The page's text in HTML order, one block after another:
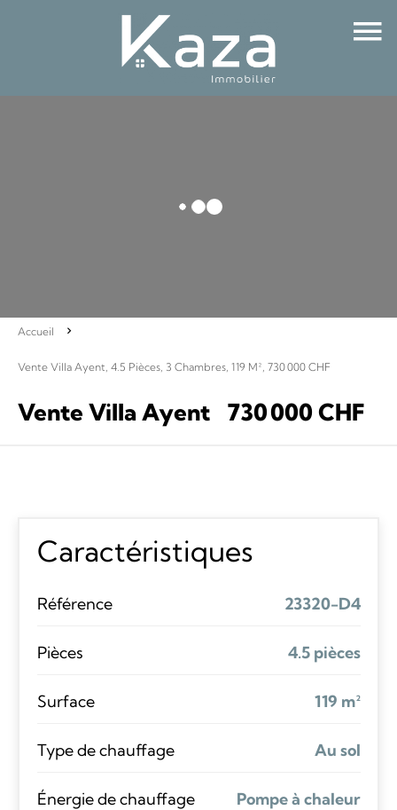
Accueil
Vente Villa Ayent, 4.5 Pièces, 3 Chambres, 119 M², 730 000 CHF
Vente Villa Ayent 730 000 CHF
Caractéristiques
Référence 23320-D4
Pièces 4.5 pièces
Surface 119 m²
Type de chauffage Au sol
Énergie de chauffage Pompe à chaleur